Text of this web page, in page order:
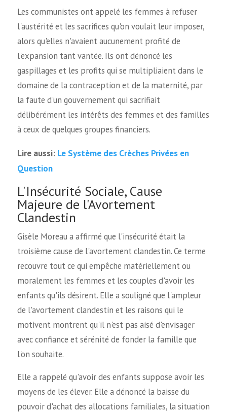
Les communistes ont appelé les femmes à refuser
l'austérité et les sacrifices qu'on voulait leur imposer,
alors qu'elles n'avaient aucunement profité de
l'expansion tant vantée. Ils ont dénoncé les
gaspillages et les profits qui se multipliaient dans le
domaine de la contraception et de la maternité, par
la faute d'un gouvernement qui sacrifiait
délibérément les intérêts des femmes et des familles
à ceux de quelques groupes financiers.
Lire aussi: Le Système des Crèches Privées en
Question
L'Insécurité Sociale, Cause
Majeure de l'Avortement
Clandestin
Gisèle Moreau a affirmé que l'insécurité était la
troisième cause de l'avortement clandestin. Ce terme
recouvre tout ce qui empêche matériellement ou
moralement les femmes et les couples d'avoir les
enfants qu'ils désirent. Elle a souligné que l'ampleur
de l'avortement clandestin et les raisons qui le
motivent montrent qu'il n'est pas aisé d'envisager
avec confiance et sérénité de fonder la famille que
l'on souhaite.
Elle a rappelé qu'avoir des enfants suppose avoir les
moyens de les élever. Elle a dénoncé la baisse du
pouvoir d'achat des allocations familiales, la situation